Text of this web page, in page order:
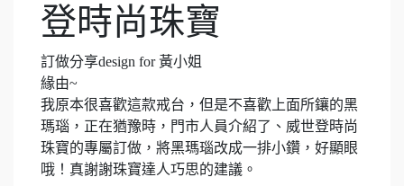
登時尚珠寶
訂做分享design for 黃小姐
緣由~
我原本很喜歡這款戒台，但是不喜歡上面所鑲的黑
瑪瑙，正在猶豫時，門市人員介紹了、威世登時尚
珠寶的專屬訂做，將黑瑪瑙改成一排小鑽，好顯眼
哦！真謝謝珠寶達人巧思的建議。